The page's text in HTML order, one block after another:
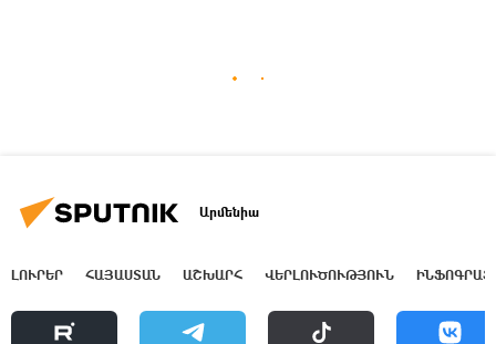
Արմենիա
ԼՈՒՐԵՐ ՀԱՅԱՍՏԱՆ ԱՇԽԱՐՀ ՎԵՐԼՈՒԾՈՒԹՅՈՒՆ